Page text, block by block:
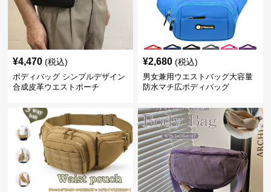
¥4,470 (税込)
ボディバッグ シンプルデザイン
合成皮革ウエストポーチ
¥2,680 (税込)
男女兼用ウエストバッグ大容量
防水マチ広ボディバッグ